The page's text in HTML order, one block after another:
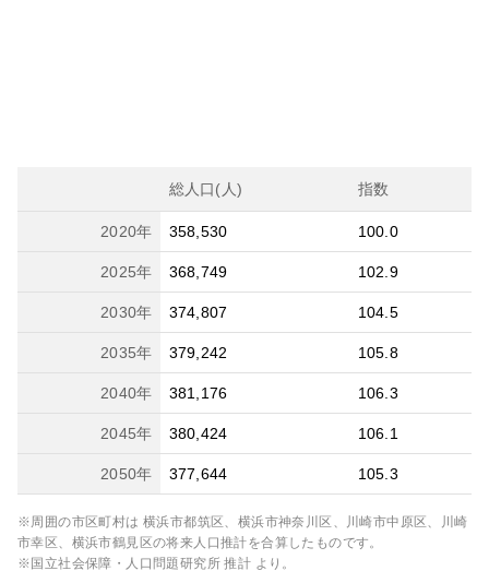
総人口(人) 指数
2020年 358,530 100.0
2025年 368,749 102.9
2030年 374,807 104.5
2035年 379,242 105.8
2040年 381,176 106.3
2045年 380,424 106.1
2050年 377,644 105.3
※周囲の市区町村は 横浜市都筑区、横浜市神奈川区、川崎市中原区、川崎
市幸区、横浜市鶴見区の将来人口推計を合算したものです。
※国立社会保障・人口問題研究所 推計 より。